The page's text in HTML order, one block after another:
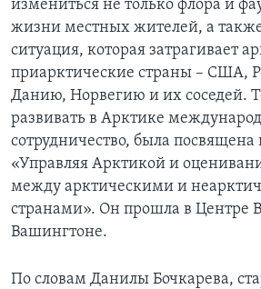
Языки
измениться не только флора и
жизни местных жителей, а
ситуация, которая затрагивает
приарктические страны – США,
Данию, Норвегию и их соседей.
развивать в Арктике
сотрудничество, была
«Управляя Арктикой и
между арктическими и
странами». Он прошла в Центре
Вашингтоне.
По словам Данилы Бочкарева,